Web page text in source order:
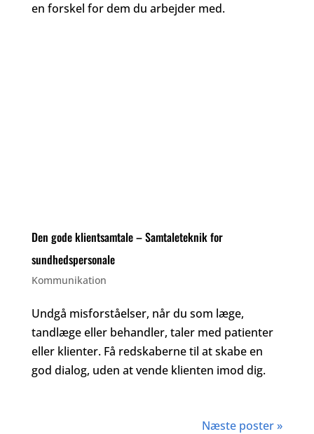
en forskel for dem du arbejder med.
Den gode klientsamtale – Samtaleteknik for
sundhedspersonale
Kommunikation
Undgå misforståelser, når du som læge,
tandlæge eller behandler, taler med patienter
eller klienter. Få redskaberne til at skabe en
god dialog, uden at vende klienten imod dig.
Næste poster »